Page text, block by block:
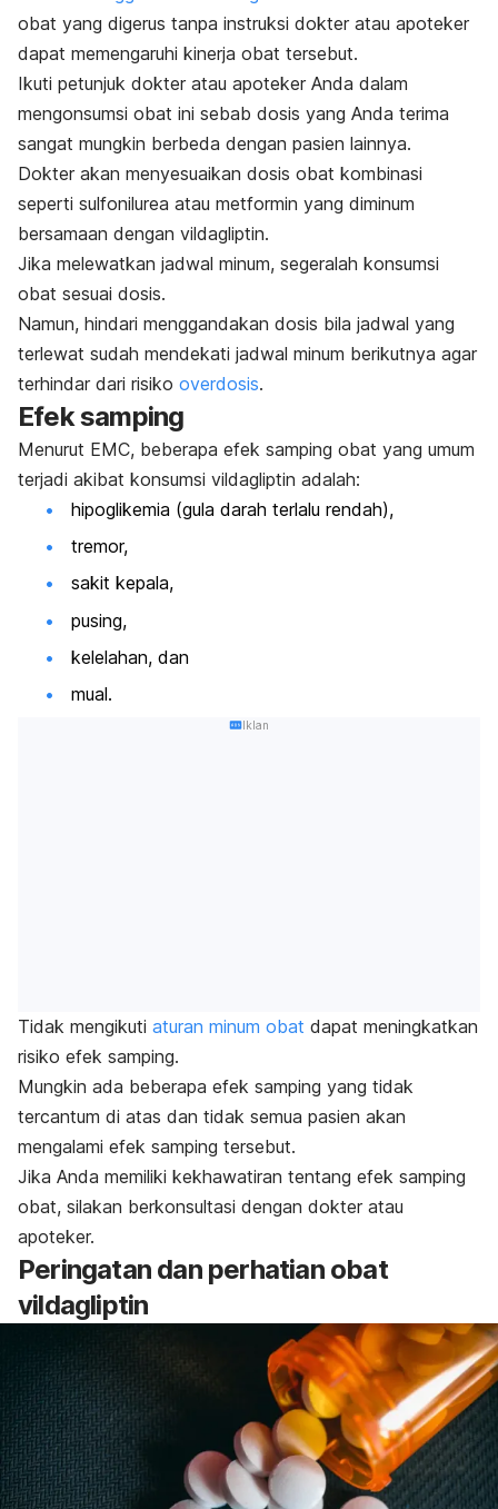
obat yang digerus tanpa instruksi dokter atau apoteker
dapat memengaruhi kinerja obat tersebut.
Ikuti petunjuk dokter atau apoteker Anda dalam
mengonsumsi obat ini sebab dosis yang Anda terima
sangat mungkin berbeda dengan pasien lainnya.
Dokter akan menyesuaikan dosis obat kombinasi
seperti sulfonilurea atau metformin yang diminum
bersamaan dengan vildagliptin.
Jika melewatkan jadwal minum, segeralah konsumsi
obat sesuai dosis.
Namun, hindari menggandakan dosis bila jadwal yang
terlewat sudah mendekati jadwal minum berikutnya agar
terhindar dari risiko overdosis.
Efek samping
Menurut EMC, beberapa efek samping obat yang umum
terjadi akibat konsumsi vildagliptin adalah:
hipoglikemia (gula darah terlalu rendah),
tremor,
sakit kepala,
pusing,
kelelahan, dan
mual.
Iklan
Tidak mengikuti aturan minum obat dapat meningkatkan
risiko efek samping.
Mungkin ada beberapa efek samping yang tidak
tercantum di atas dan tidak semua pasien akan
mengalami efek samping tersebut.
Jika Anda memiliki kekhawatiran tentang efek samping
obat, silakan berkonsultasi dengan dokter atau
apoteker.
Peringatan dan perhatian obat
vildagliptin